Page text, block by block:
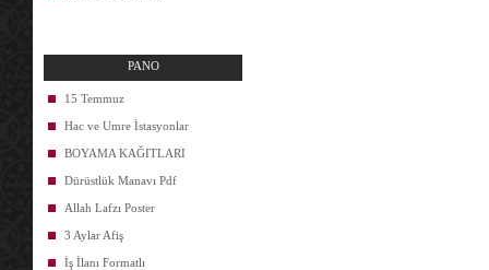
PANO
15 Temmuz
Hac ve Umre İstasyonlar
BOYAMA KAĞITLARI
Dürüstlük Manavı Pdf
Allah Lafzı Poster
3 Aylar Afiş
İş İlanı Formatlı